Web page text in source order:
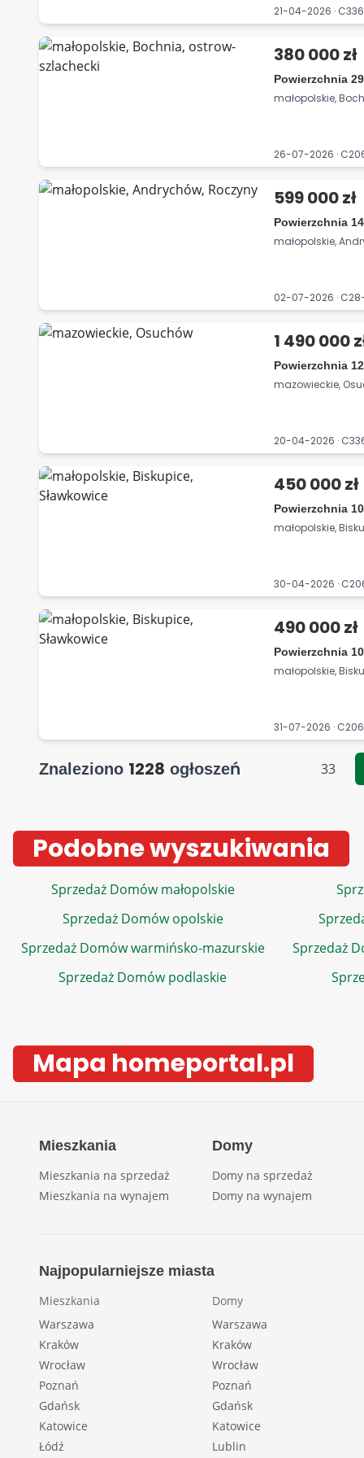
21-04-2026 ·
380 000 zł
Powierzchnia
małopolskie,
26-07-2026 ·
599 000 zł
Powierzchnia
małopolskie,
02-07-2026 ·
1 490 000
Powierzchnia
mazowieckie,
20-04-2026 ·
450 000 zł
Powierzchnia
małopolskie,
30-04-2026 ·
490 000 zł
Powierzchnia
małopolskie,
31-07-2026 ·
Znaleziono 1228 ogłoszeń 33
Podobne wyszukiwania
Sprzedaż Domów małopolskie
Sprzedaż Domów opolskie
Sprzedaż Domów warmińsko-mazurskie
Sprzedaż
Sprzedaż Domów podlaskie
Mapa homeportal.pl
Mieszkania
Mieszkania na sprzedaż
Mieszkania na wynajem
Domy
Domy na sprzedaż
Domy na wynajem
Najpopularniejsze miasta
Mieszkania
Warszawa
Kraków
Wrocław
Poznań
Gdańsk
Katowice
Łódź
Domy
Warszawa
Kraków
Wrocław
Poznań
Gdańsk
Katowice
Lublin